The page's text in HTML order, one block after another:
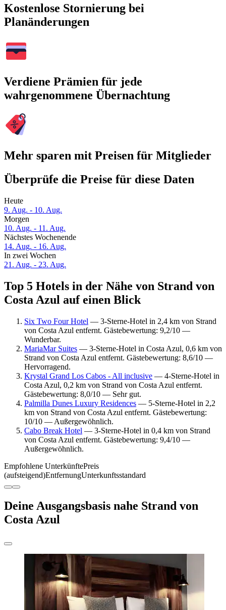
Kostenlose Stornierung bei
Planänderungen
Verdiene Prämien für jede
wahrgenommene Übernachtung
Mehr sparen mit Preisen für Mitglieder
Überprüfe die Preise für diese Daten
Heute
9. Aug. - 10. Aug.
Morgen
10. Aug. - 11. Aug.
Nächstes Wochenende
14. Aug. - 16. Aug.
In zwei Wochen
21. Aug. - 23. Aug.
Top 5 Hotels in der Nähe von Strand von
Costa Azul auf einen Blick
Six Two Four Hotel — 3-Sterne-Hotel in 2,4 km von Strand
von Costa Azul entfernt. Gästebewertung: 9,2/10 —
Wunderbar.
MariaMar Suites — 3-Sterne-Hotel in Costa Azul, 0,6 km von
Strand von Costa Azul entfernt. Gästebewertung: 8,6/10 —
Hervorragend.
Krystal Grand Los Cabos - All inclusive — 4-Sterne-Hotel in
Costa Azul, 0,2 km von Strand von Costa Azul entfernt.
Gästebewertung: 8,0/10 — Sehr gut.
Palmilla Dunes Luxury Residences — 5-Sterne-Hotel in 2,2
km von Strand von Costa Azul entfernt. Gästebewertung:
10/10 — Außergewöhnlich.
Cabo Break Hotel — 3-Sterne-Hotel in 0,4 km von Strand
von Costa Azul entfernt. Gästebewertung: 9,4/10 —
Außergewöhnlich.
Empfohlene UnterkünftePreis
(aufsteigend)EntfernungUnterkunftsstandard
Deine Ausgangsbasis nahe Strand von
Costa Azul